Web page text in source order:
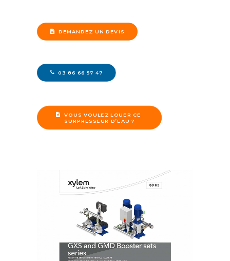
DEMANDEZ UN DEVIS
03 86 66 57 47
VOUS VOULEZ LOUER CE
SURPRESSEUR D’EAU ?